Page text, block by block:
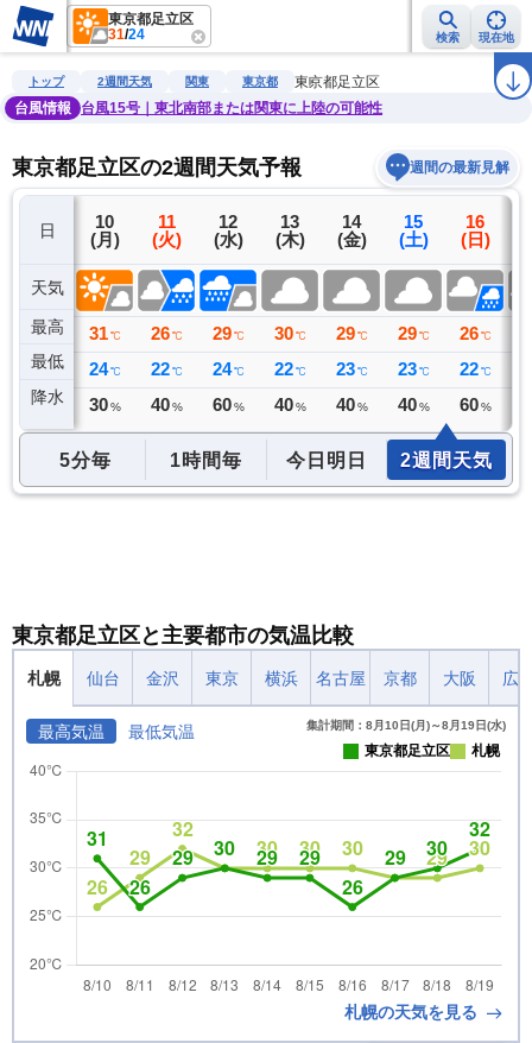
東京都足立区
31/24 検索 現在地
雨雲レーダー 台風情報 地震情報 警報・注意報 ラ
トップ 2週間天気 関東 東京都
東京都足立区
台風情報
台風15号｜東北南部または関東に上陸の可能性
東京都足立区の2週間天気予報 週間の最新見解
日
天気
最高
最低
降水
9
(日)
34 ℃
24 ℃
3 ミリ
10
(月)
31 ℃
24 ℃
30 %
11
(火)
26 ℃
22 ℃
40 %
12
(水)
29 ℃
24 ℃
60 %
13
(木)
30 ℃
22 ℃
40 %
14
(金)
29 ℃
23 ℃
40 %
15
(土)
29 ℃
23 ℃
40 %
16
(日)
26 ℃
22 ℃
60 %
5分毎 1時間毎 今日明日 2週間天気
東京都足立区と主要都市の気温比較
札幌 仙台 金沢 東京 横浜 名古屋 京都 大阪 広
最高気温 最低気温 集計期間：8月10日(月)～8月19日(水)
東京都足立区 札幌
札幌の天気を見る